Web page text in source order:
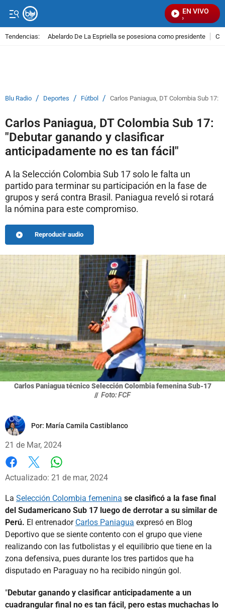
EN VIVO
Tendencias: Abelardo De La Espriella se posesiona como presidente
Blu Radio / Deportes / Fútbol / Carlos Paniagua, DT Colombia Sub 17:
Carlos Paniagua, DT Colombia Sub 17:
"Debutar ganando y clasificar
anticipadamente no es tan fácil"
A la Selección Colombia Sub 17 solo le falta un
partido para terminar su participación en la fase de
grupos y será contra Brasil. Paniagua reveló si rotará
la nómina para este compromiso.
Reproducir audio
Carlos Paniagua técnico Selección Colombia femenina Sub-17
// Foto: FCF
Por: María Camila Castiblanco
21 de Mar, 2024
Facebook
X
Actualizado: 21 de mar, 2024
La Selección Colombia femenina se clasificó a la fase final
del Sudamericano Sub 17 luego de derrotar a su similar de
Perú. El entrenador Carlos Paniagua expresó en Blog
Deportivo que se siente contento con el grupo que viene
realizando con las futbolistas y el equilibrio que tiene en la
zona defensiva, pues durante los tres partidos que ha
disputado en Paraguay no ha recibido ningún gol.
"Debutar ganando y clasificar anticipadamente a un
cuadrangular final no es tan fácil, pero estas muchachas lo